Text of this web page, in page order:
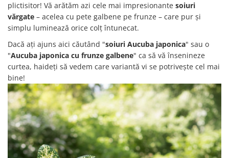
plictisitor! Vă arătăm azi cele mai impresionante soiuri
vărgate – acelea cu pete galbene pe frunze – care pur și
simplu luminează orice colț întunecat.
Dacă ați ajuns aici căutând "soiuri Aucuba japonica" sau o
"Aucuba japonica cu frunze galbene" ca să vă însenineze
curtea, haideți să vedem care variantă vi se potrivește cel mai
bine!